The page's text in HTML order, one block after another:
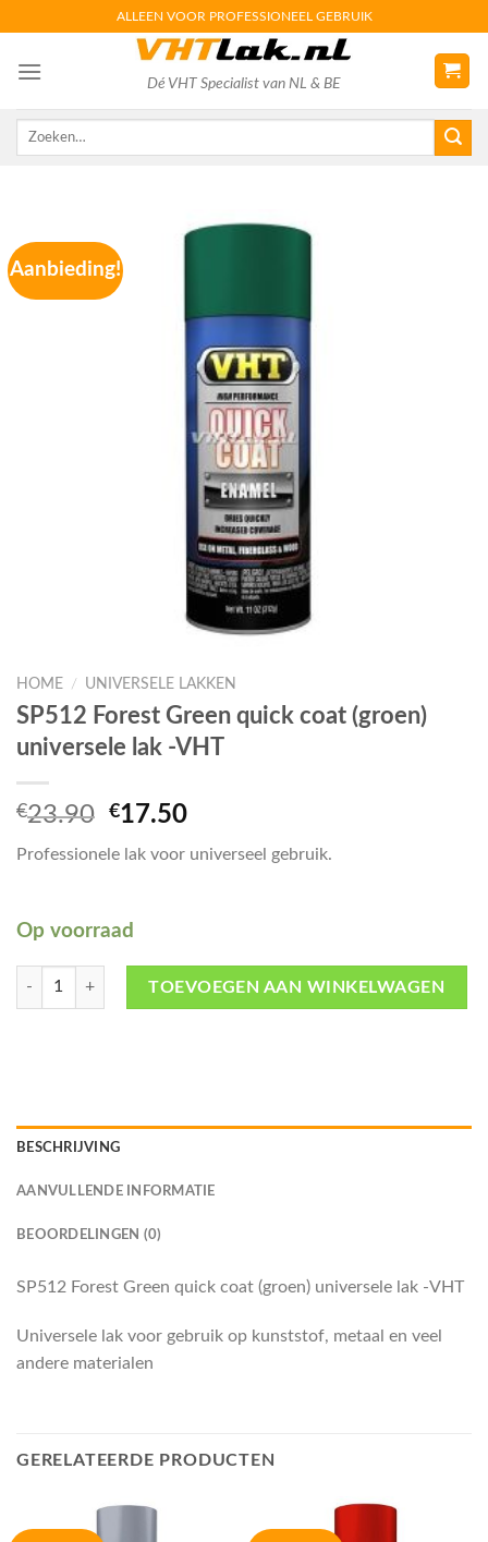
content
ALLEEN VOOR PROFESSIONEEL GEBRUIK
Dé VHT Specialist van NL & BE
Zoeken
Aanbieding!
HOME / UNIVERSELE LAKKEN
SP512 Forest Green quick coat (groen)
universele lak -VHT
€23.90 Oorspronkelijke
was:
€17.50Huidige
is:
Professionele lak voor universeel gebruik.
Op voorraad
SP512 Forest Green quick coat (groen) universele lak -VHT aantal
TOEVOEGEN AAN WINKELWAGEN
BESCHRIJVING
AANVULLENDE INFORMATIE
BEOORDELINGEN (0)
SP512 Forest Green quick coat (groen) universele lak -VHT
Universele lak voor gebruik op kunststof, metaal en veel
andere materialen
GERELATEERDE PRODUCTEN